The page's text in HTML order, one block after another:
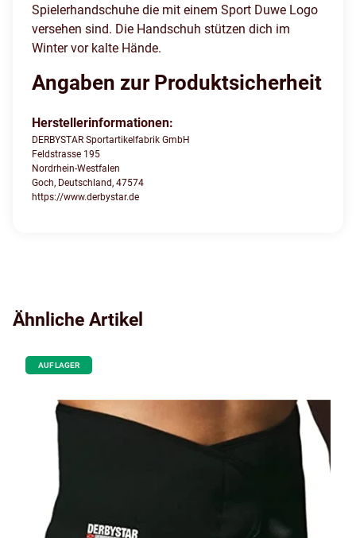
Spielerhandschuhe die mit einem Sport Duwe Logo
versehen sind. Die Handschuh stützen dich im
Winter vor kalte Hände.
Angaben zur Produktsicherheit
Herstellerinformationen:
DERBYSTAR Sportartikelfabrik GmbH
Feldstrasse 195
Nordrhein-Westfalen
Goch, Deutschland, 47574
https://www.derbystar.de
Ähnliche Artikel
AUF LAGER